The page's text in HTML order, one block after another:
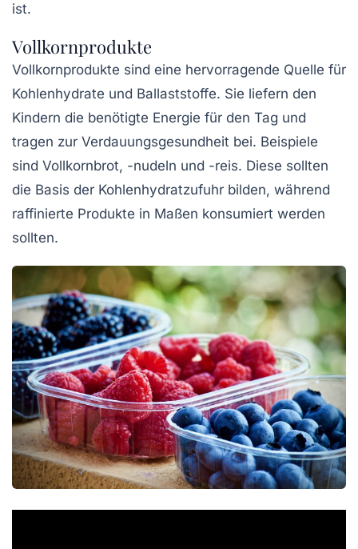
ist.
Vollkornprodukte
Vollkornprodukte sind eine hervorragende Quelle für
Kohlenhydrate und Ballaststoffe. Sie liefern den
Kindern die benötigte Energie für den Tag und
tragen zur Verdauungsgesundheit bei. Beispiele
sind Vollkornbrot, -nudeln und -reis. Diese sollten
die Basis der Kohlenhydratzufuhr bilden, während
raffinierte Produkte in Maßen konsumiert werden
sollten.